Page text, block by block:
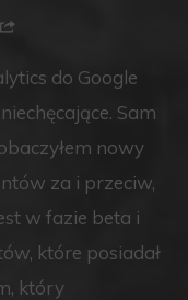
do Google
Sam
nowy
za i przeciw,
w fazie beta i
które posiadał
który